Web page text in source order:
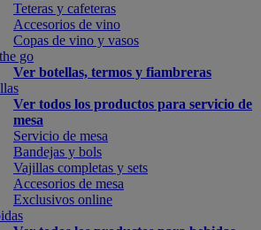
Teteras y cafeteras
Accesorios de vino
Copas de vino y vasos
go
Ver botellas, termos y fiambreras
Ver todos los productos para servicio de
mesa
Servicio de mesa
Bandejas y bols
Vajillas completas y sets
Accesorios de mesa
Exclusivos online